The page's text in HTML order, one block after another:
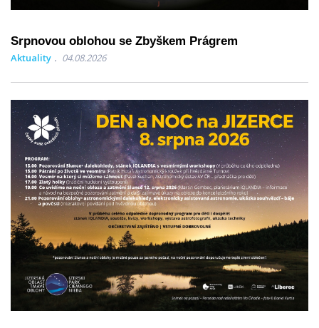
Srpnovou oblohou se Zbyškem Prágrem
Aktuality 04.08.2026